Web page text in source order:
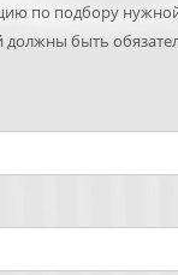
по подбору
должны быть